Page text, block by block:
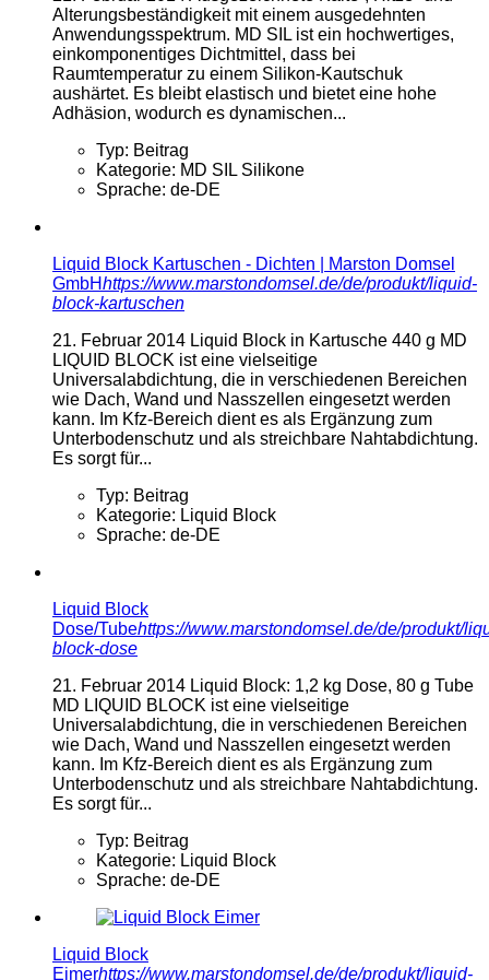
Alterungsbeständigkeit mit einem ausgedehnten
Anwendungsspektrum. MD SIL ist ein hochwertiges,
einkomponentiges Dichtmittel, dass bei
Raumtemperatur zu einem Silikon-Kautschuk
aushärtet. Es bleibt elastisch und bietet eine hohe
Adhäsion, wodurch es dynamischen...
Typ: Beitrag
Kategorie: MD SIL Silikone
Sprache: de-DE
Liquid Block Kartuschen - Dichten | Marston Domsel
GmbHhttps://www.marstondomsel.de/de/produkt/liquid-
block-kartuschen
21. Februar 2014 Liquid Block in Kartusche 440 g MD
LIQUID BLOCK ist eine vielseitige
Universalabdichtung, die in verschiedenen Bereichen
wie Dach, Wand und Nasszellen eingesetzt werden
kann. Im Kfz-Bereich dient es als Ergänzung zum
Unterbodenschutz und als streichbare Nahtabdichtung.
Es sorgt für...
Typ: Beitrag
Kategorie: Liquid Block
Sprache: de-DE
Liquid Block
Dose/Tubehttps://www.marstondomsel.de/de/produkt/
block-dose
21. Februar 2014 Liquid Block: 1,2 kg Dose, 80 g Tube
MD LIQUID BLOCK ist eine vielseitige
Universalabdichtung, die in verschiedenen Bereichen
wie Dach, Wand und Nasszellen eingesetzt werden
kann. Im Kfz-Bereich dient es als Ergänzung zum
Unterbodenschutz und als streichbare Nahtabdichtung.
Es sorgt für...
Typ: Beitrag
Kategorie: Liquid Block
Sprache: de-DE
Liquid Block
Eimerhttps://www.marstondomsel.de/de/produkt/liquid-